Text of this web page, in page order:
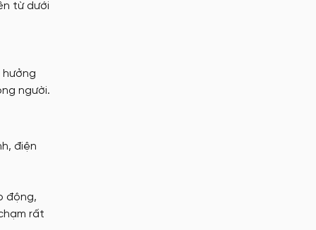
từ dưới
người.
điện
động,
rất